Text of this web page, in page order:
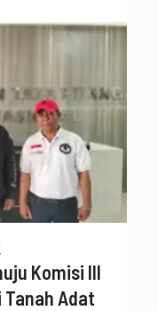
Komisi III
Tanah Adat